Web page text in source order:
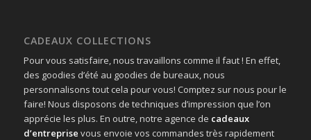
CADEAUX COLLECTIONS
Pour vous satisfaire, nous travaillons comme il faut ! En effet,
des goodies d’été au goodies de bureaux, nous
personnalisons tout cela pour vous! Comptez sur nous pour le
faire! Nous disposons de techniques d’impression que l’on
apprécie les plus. En outre, notre agence de cadeaux
d’entreprise vous envoie vos commandes très rapidement